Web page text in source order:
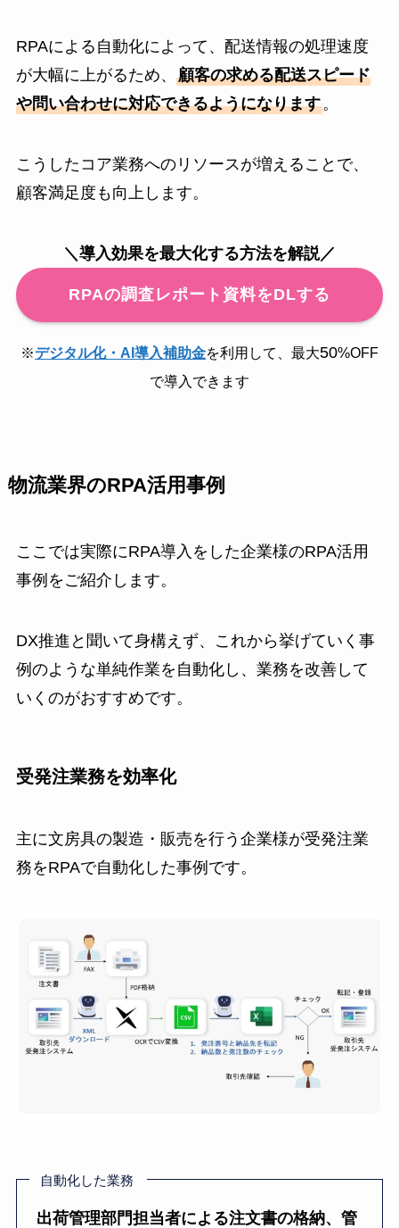
RPAによる自動化によって、配送情報の処理速度
が大幅に上がるため、 顧客の求める配送スピード
や問い合わせに対応できるようになります。
こうしたコア業務へのリソースが増えることで、
顧客満足度も向上します。
＼導入効果を最大化する方法を解説／
RPAの調査レポート資料をDLする
※デジタル化・AI導入補助金を利用して、最大50%OFF
で導入できます
物流業界のRPA活用事例
ここでは実際にRPA導入をした企業様のRPA活用
事例をご紹介します。
DX推進と聞いて身構えず、これから挙げていく事
例のような単純作業を自動化し、業務を改善して
いくのがおすすめです。
受発注業務を効率化
主に文房具の製造・販売を行う企業様が受発注業
務をRPAで自動化した事例です。
自動化した業務
出荷管理部門担当者による注文書の格納、管